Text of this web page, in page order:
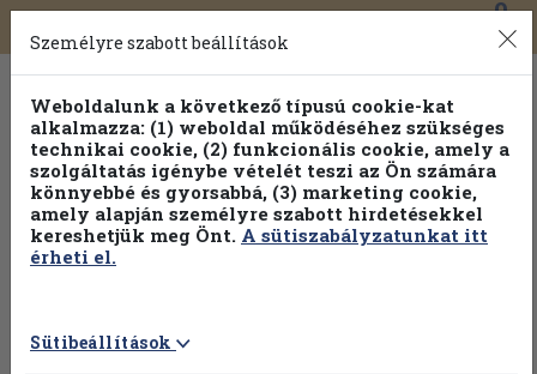
Toggle
navigation
0
Személyre szabott beállítások
Weboldalunk a következő típusú cookie-kat
alkalmazza: (1) weboldal működéséhez szükséges
technikai cookie, (2) funkcionális cookie, amely a
szolgáltatás igénybe vételét teszi az Ön számára
könnyebbé és gyorsabbá, (3) marketing cookie,
amely alapján személyre szabott hirdetésekkel
kereshetjük meg Önt. A sütiszabályzatunkat itt
érheti el.
Sütibeállítások